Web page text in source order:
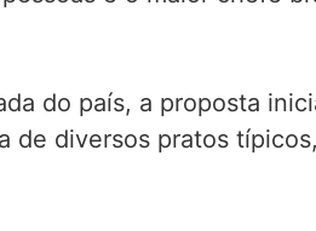
do país, a proposta
de diversos pratos